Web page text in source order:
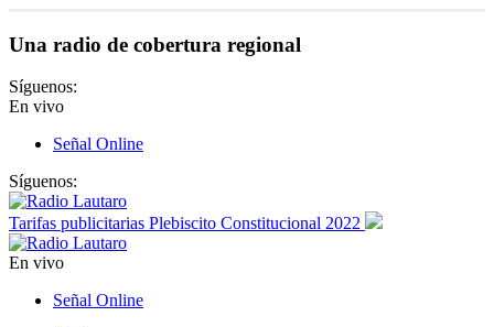
Una radio de cobertura regional
Síguenos:
En vivo
Señal Online
Síguenos:
Tarifas publicitarias Plebiscito Constitucional 2022
En vivo
Señal Online